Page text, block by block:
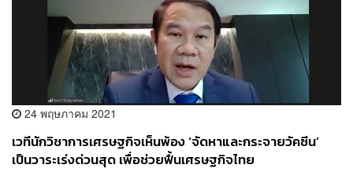
24 พฤษภาคม 2021
เวทีนักวิชาการเศรษฐกิจเห็นพ้อง ‘จัดหาและกระจายวัคซีน’
เป็นวาระเร่งด่วนสุด เพื่อช่วยฟื้นเศรษฐกิจไทย